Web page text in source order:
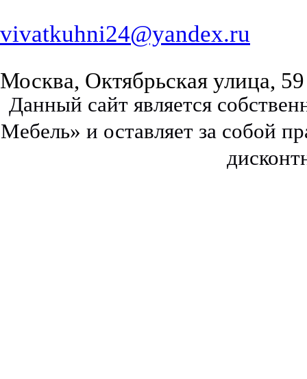
vivatkuhni24@yandex.ru
Москва, Октябрьская улица, 59
Данный сайт является
Мебель» и оставляет за собой